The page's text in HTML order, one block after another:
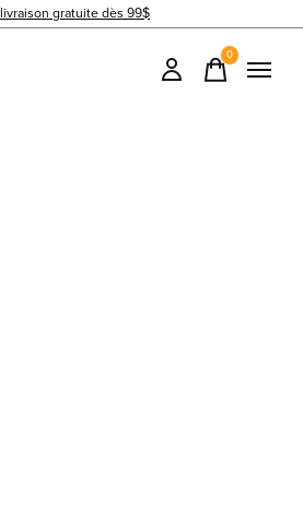
livraison gratuite dès 99$
0items